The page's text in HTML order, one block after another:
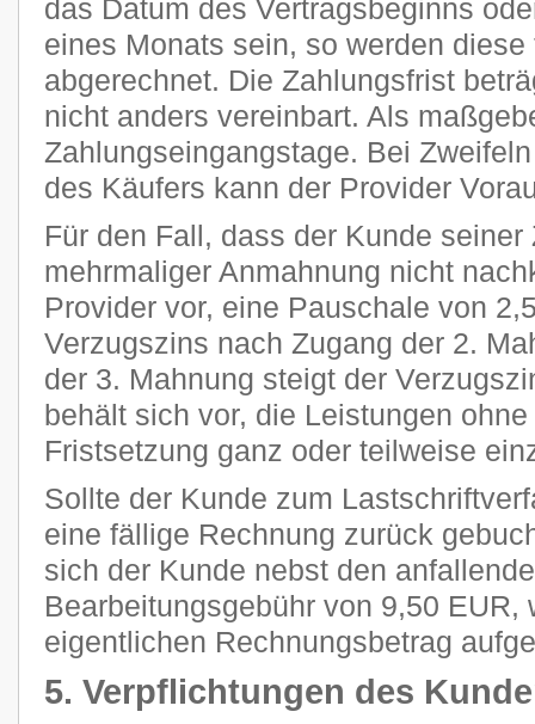
das Datum des Vertragsbeginns
eines Monats sein, so werden
abgerechnet. Die Zahlungsfrist
nicht anders vereinbart. Als
Zahlungseingangstage. Bei
des Käufers kann der Provider
Für den Fall, dass der Kunde
mehrmaliger Anmahnung nicht
Provider vor, eine Pauschale von
Verzugszins nach Zugang der 2.
der 3. Mahnung steigt der
behält sich vor, die Leistungen
Fristsetzung ganz oder teilweise
Sollte der Kunde zum
eine fällige Rechnung zurück
sich der Kunde nebst den
Bearbeitungsgebühr von 9,50 EUR,
eigentlichen Rechnungsbetrag
5. Verpflichtungen des